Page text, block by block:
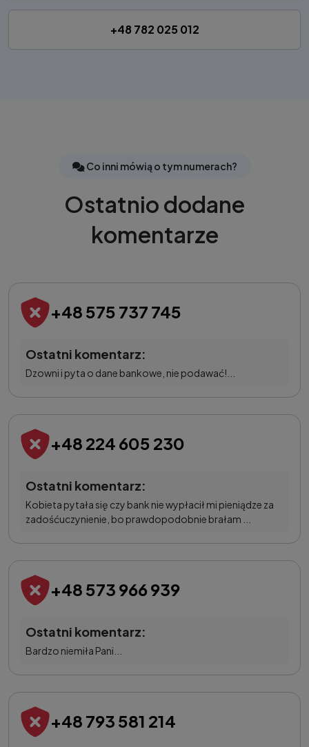
+48 782 025 012
Co inni mówią o tym numerach?
Ostatnio dodane
komentarze
+48 575 737 745
Ostatni komentarz:
Dzowni i pyta o dane bankowe, nie podawać!...
+48 224 605 230
Ostatni komentarz:
Kobieta pytała się czy bank nie wypłacił mi pieniądze za
zadośćuczynienie, bo prawdopodobnie brałam ...
+48 573 966 939
Ostatni komentarz:
Bardzo niemiła Pani...
+48 793 581 214